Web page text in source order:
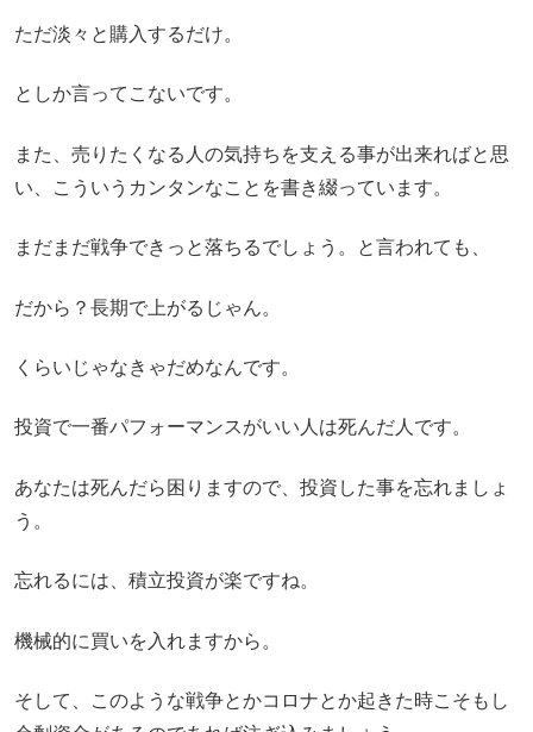
ただ淡々と購入するだけ。
としか言ってこないです。
また、売りたくなる人の気持ちを支える事が出来ればと思
い、こういうカンタンなことを書き綴っています。
まだまだ戦争できっと落ちるでしょう。と言われても、
だから？長期で上がるじゃん。
くらいじゃなきゃだめなんです。
投資で一番パフォーマンスがいい人は死んだ人です。
あなたは死んだら困りますので、投資した事を忘れましょ
う。
忘れるには、積立投資が楽ですね。
機械的に買いを入れますから。
そして、このような戦争とかコロナとか起きた時こそもし